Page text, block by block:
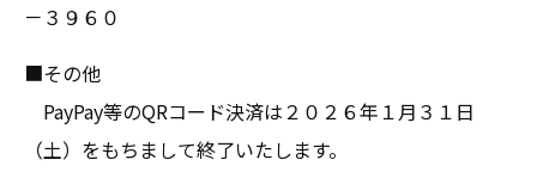
－３９６０
■その他
PayPay等のQRコード決済は２０２６年１月３１日
（土）をもちまして終了いたします。